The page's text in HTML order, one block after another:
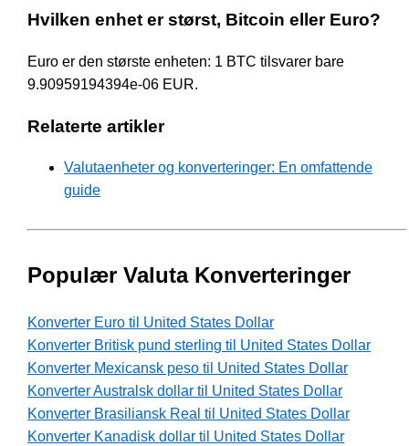
Hvilken enhet er størst, Bitcoin eller Euro?
Euro er den største enheten: 1 BTC tilsvarer bare
9.90959194394e-06 EUR.
Relaterte artikler
Valutaenheter og konverteringer: En omfattende
guide
Populær Valuta Konverteringer
Konverter Euro til United States Dollar
Konverter Britisk pund sterling til United States Dollar
Konverter Mexicansk peso til United States Dollar
Konverter Australsk dollar til United States Dollar
Konverter Brasiliansk Real til United States Dollar
Konverter Kanadisk dollar til United States Dollar